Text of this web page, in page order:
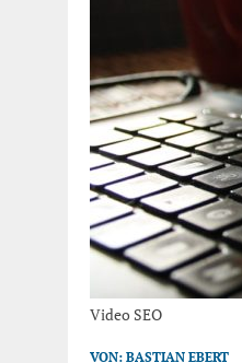
Video SEO
VON: BASTIAN EBERT